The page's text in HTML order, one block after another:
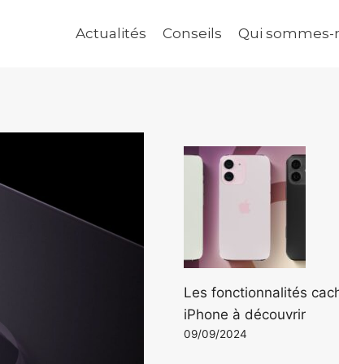
Actualités Conseils Qui sommes-
Les fonctionnalités
iPhone à découvrir
09/09/2024